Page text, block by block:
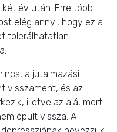
év után. Erre több
elég annyi, hogy ez a
tolerálhatatlan
a jutalmazási
visszament, és az
illetve az alá, mert
épült vissza. A